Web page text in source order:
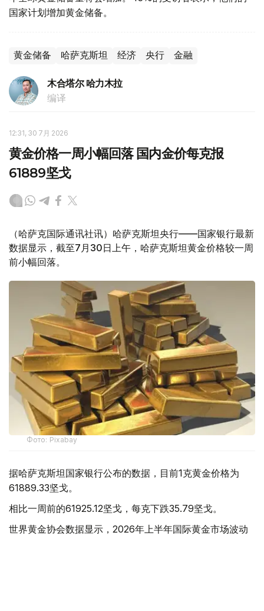
国家计划增加黄金储备。
黄金储备 哈萨克斯坦 经济 央行 金融
木合塔尔 哈力木拉
编译
12:31, 30 7月 2026
黄金价格一周小幅回落 国内金价每克报
61889坚戈
（哈萨克国际通讯社讯）哈萨克斯坦央行——国家银行最新
数据显示，截至7月30日上午，哈萨克斯坦黄金价格较一周
前小幅回落。
Фото: Pixabay
据哈萨克斯坦国家银行公布的数据，目前1克黄金价格为
61889.33坚戈。
相比一周前的61925.12坚戈，每克下跌35.79坚戈。
世界黄金协会数据显示，2026年上半年国际黄金市场波动